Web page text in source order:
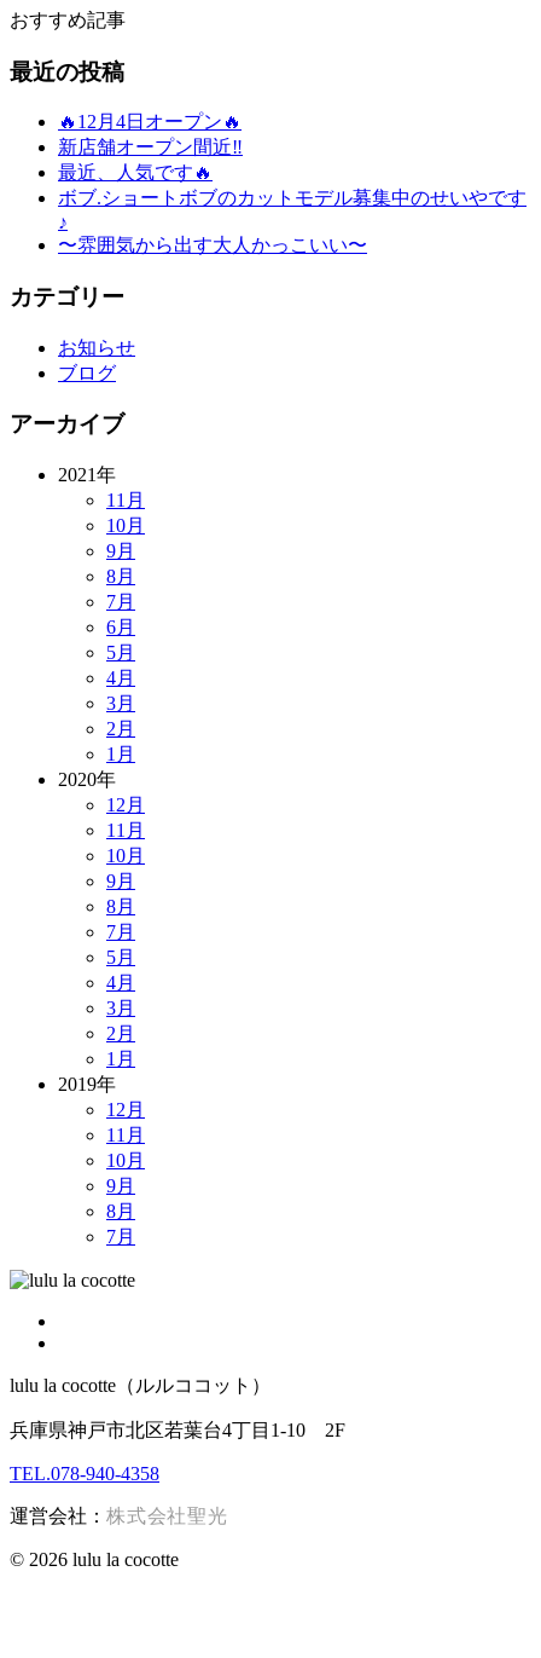
おすすめ記事
最近の投稿
🔥12月4日オープン🔥
新店舗オープン間近‼️
最近、人気です🔥
ボブ.ショートボブのカットモデル募集中のせいやです
♪
〜雰囲気から出す大人かっこいい〜
カテゴリー
お知らせ
ブログ
アーカイブ
2021年
11月
10月
9月
8月
7月
6月
5月
4月
3月
2月
1月
2020年
12月
11月
10月
9月
8月
7月
5月
4月
3月
2月
1月
2019年
12月
11月
10月
9月
8月
7月
lulu la cocotte（ルルココット）
兵庫県神戸市北区若葉台4丁目1-10 2F
TEL.078-940-4358
運営会社： 株式会社聖光
© 2026 lulu la cocotte